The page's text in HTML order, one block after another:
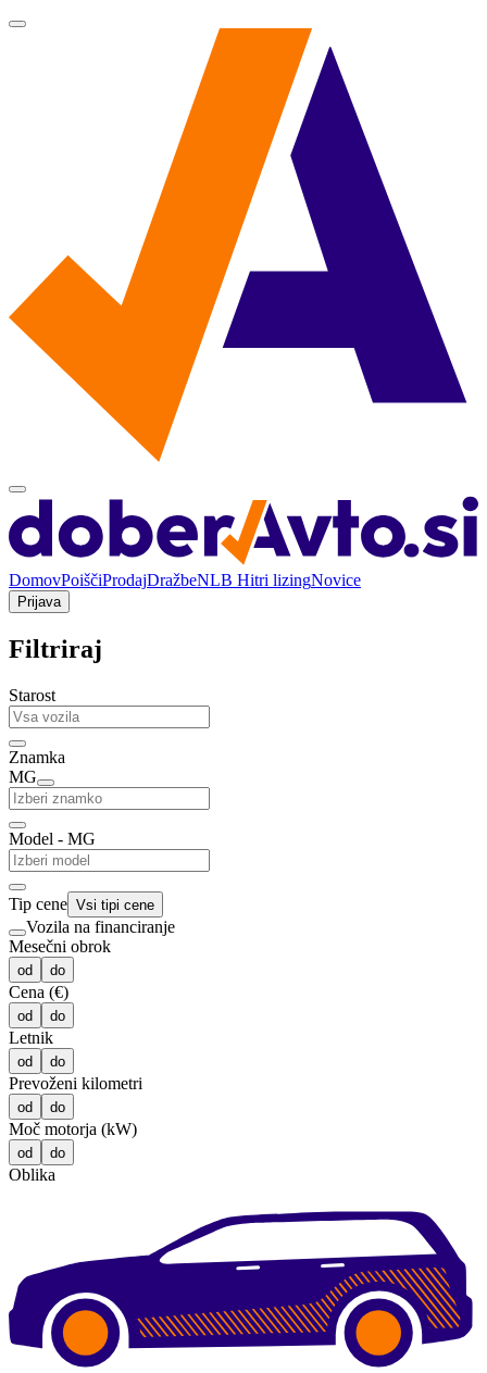
DomovPoiščiProdajDražbeNLB Hitri lizingNovice
Prijava
Filtriraj
Starost
Znamka
MG
Model - MG
Tip cene Vsi tipi cene
Vozila na financiranje
Mesečni obrok
od do
Cena (€)
od do
Letnik
od do
Prevoženi kilometri
od do
Moč motorja (kW)
od do
Oblika